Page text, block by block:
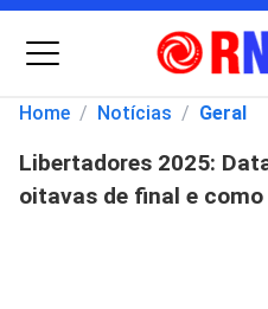
Menu
Pesquisar
por:
Home / Notícias / Geral
Libertadores 2025:
oitavas de final e